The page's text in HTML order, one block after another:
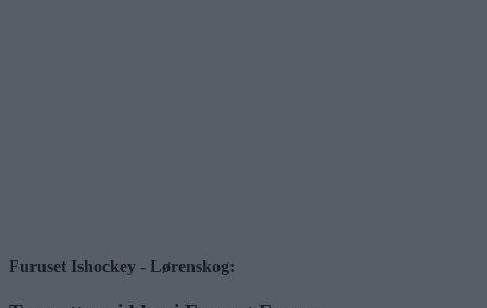
Furuset Ishockey - Lørenskog: